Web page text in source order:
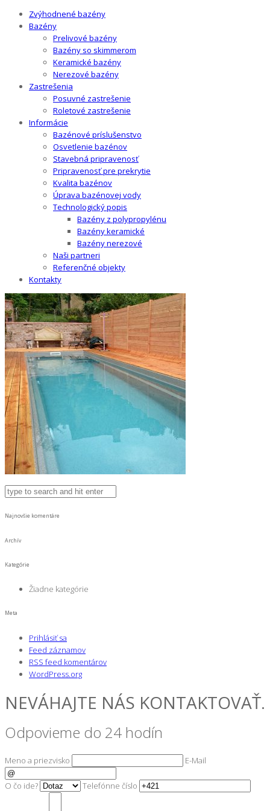
Zvýhodnené bazény
Bazény
Prelivové bazény
Bazény so skimmerom
Keramické bazény
Nerezové bazény
Zastrešenia
Posuvné zastrešenie
Roletové zastrešenie
Informácie
Bazénové príslušenstvo
Osvetlenie bazénov
Stavebná pripravenosť
Pripravenosť pre prekrytie
Kvalita bazénov
Úprava bazénovej vody
Technologický popis
Bazény z polypropylénu
Bazény keramické
Bazény nerezové
Naši partneri
Referenčné objekty
Kontakty
Najnovšie komentáre
Archív
Kategórie
Žiadne kategórie
Meta
Prihlásiť sa
Feed záznamov
RSS feed komentárov
WordPress.org
NEVÁHAJTE NÁS KONTAKTOVAŤ.
Odpovieme do 24 hodín
Meno a priezvisko E-Mail
O čo ide? Telefónne číslo